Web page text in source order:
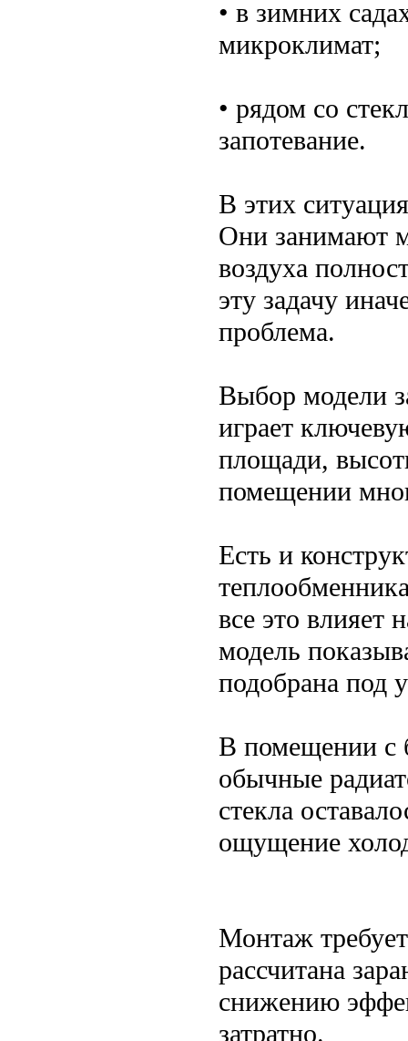
• в зимних
микроклимат;
• рядом со
запотевание.
В этих
Они занимают
воздуха
эту задачу
проблема.
Выбор модели
играет
площади,
помещении
Есть и
все это влияет
модель
подобрана под
В помещении с
обычные
стекла
ощущение
Монтаж
рассчитана
снижению
затратно.